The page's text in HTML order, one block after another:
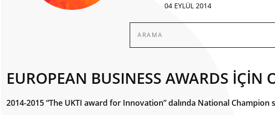
04 EYLÜL 2014
EUROPEAN BUSINESS AWARDS
2014-2015 “The UKTI award for Innovation” dalında National